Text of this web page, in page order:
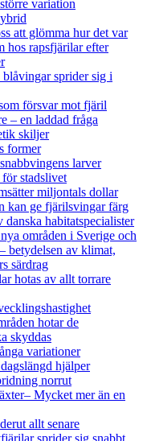
variation
att glömma hur det var
hos rapsfjärilar efter
sprider sig i
försvar mot fjäril
– en laddad fråga
skiljer
former
larver
stadslivet
miljontals dollar
kan ge fjärilsvingar färg
habitatspecialister
områden i Sverige och
– betydelsen av klimat,
särdrag
hotas av allt torrare
hotar de
skyddas
variationer
hjälper
norrut
Mycket mer än en
allt senare
sprider sig snabbt